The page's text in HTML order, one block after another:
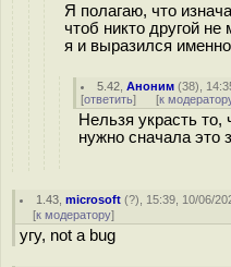
Я полагаю, что
чтоб никто другой не
я и выразился именно
5.42 ,Аноним (38),
[ответить] [к
Нельзя украсть то,
нужно сначала это
1.43 ,microsoft (?), 15:39, 10/06/
[к модератору]
угу, not a bug